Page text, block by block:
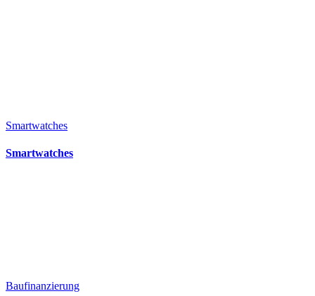
Smartwatches
Smartwatches
Baufinanzierung